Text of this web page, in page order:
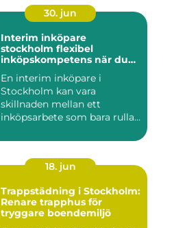
30. jun
Interim inköpare
stockholm flexibel
inköpskompetens när du
En interim inköpare i
Stockholm kan vara
skillnaden mellan ett
inköpsarbete som bara rullar
18. jun
Trappstädning i Stockholm:
Renare trapphus för
tryggare boendemiljö